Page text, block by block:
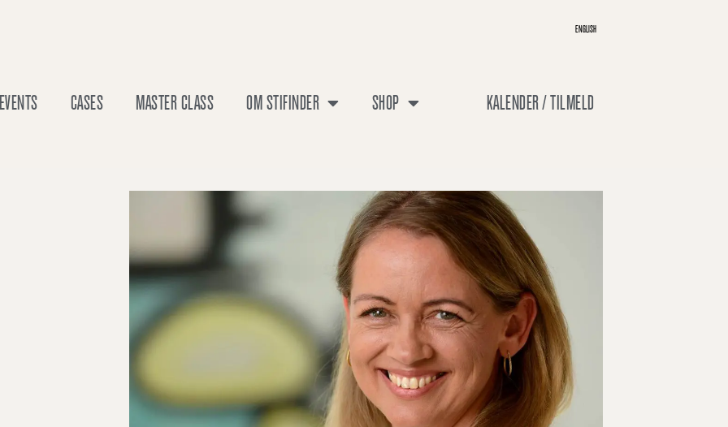
ENGLISH
EVENTS CASES MASTER CLASS OM STIFINDER SHOP KALENDER / TILMELD